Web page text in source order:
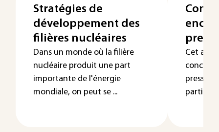
Stratégies de
développement des
filières nucléaires
Dans un monde où la filière
nucléaire produit une part
importante de l'énergie
mondiale, on peut se ...
Cet